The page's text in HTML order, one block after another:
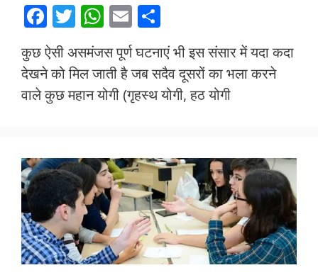
F
ac
e
b
o
k
T
w
itt
er
W
at
s
A
p
E
ai
l
h
ar
e
कुछ ऐसी असमंजस पूर्ण घटनाएं भी इस संसार में यदा कदा
देखने को मिल जाती है जब सदैव दूसरों का भला करने
वाले कुछ महान योगी (गृहस्थ योगी, हठ योगी